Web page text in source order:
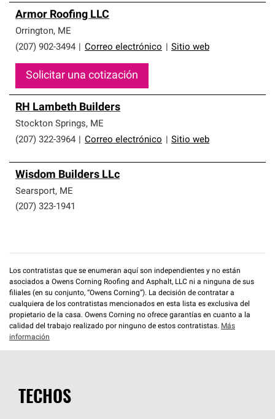
Armor Roofing LLC
Orrington, ME
(207) 902-3494
Correo electrónico Sitio web
Solicitar una cotización
RH Lambeth Builders
Stockton Springs, ME
(207) 322-3964
Correo electrónico Sitio web
Wisdom Builders LLc
Searsport, ME
(207) 323-1941
Los contratistas que se enumeran aquí son independientes y no están
asociados a Owens Corning Roofing and Asphalt, LLC ni a ninguna de sus
filiales (en su conjunto, “Owens Corning”). La decisión de contratar a
cualquiera de los contratistas mencionados en esta lista es exclusiva del
propietario de la casa. Owens Corning no ofrece garantías en cuanto a la
calidad del trabajo realizado por ninguno de estos contratistas. Más
información
TECHOS